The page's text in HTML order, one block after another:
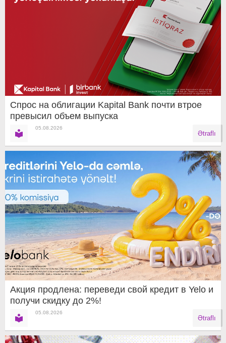
Спрос на облигации Kapital Bank почти втрое
превысил объем выпуска
05.08.2026
Ətraflı
Акция продлена: переведи свой кредит в Yelo и
получи скидку до 2%!
05.08.2026
Ətraflı